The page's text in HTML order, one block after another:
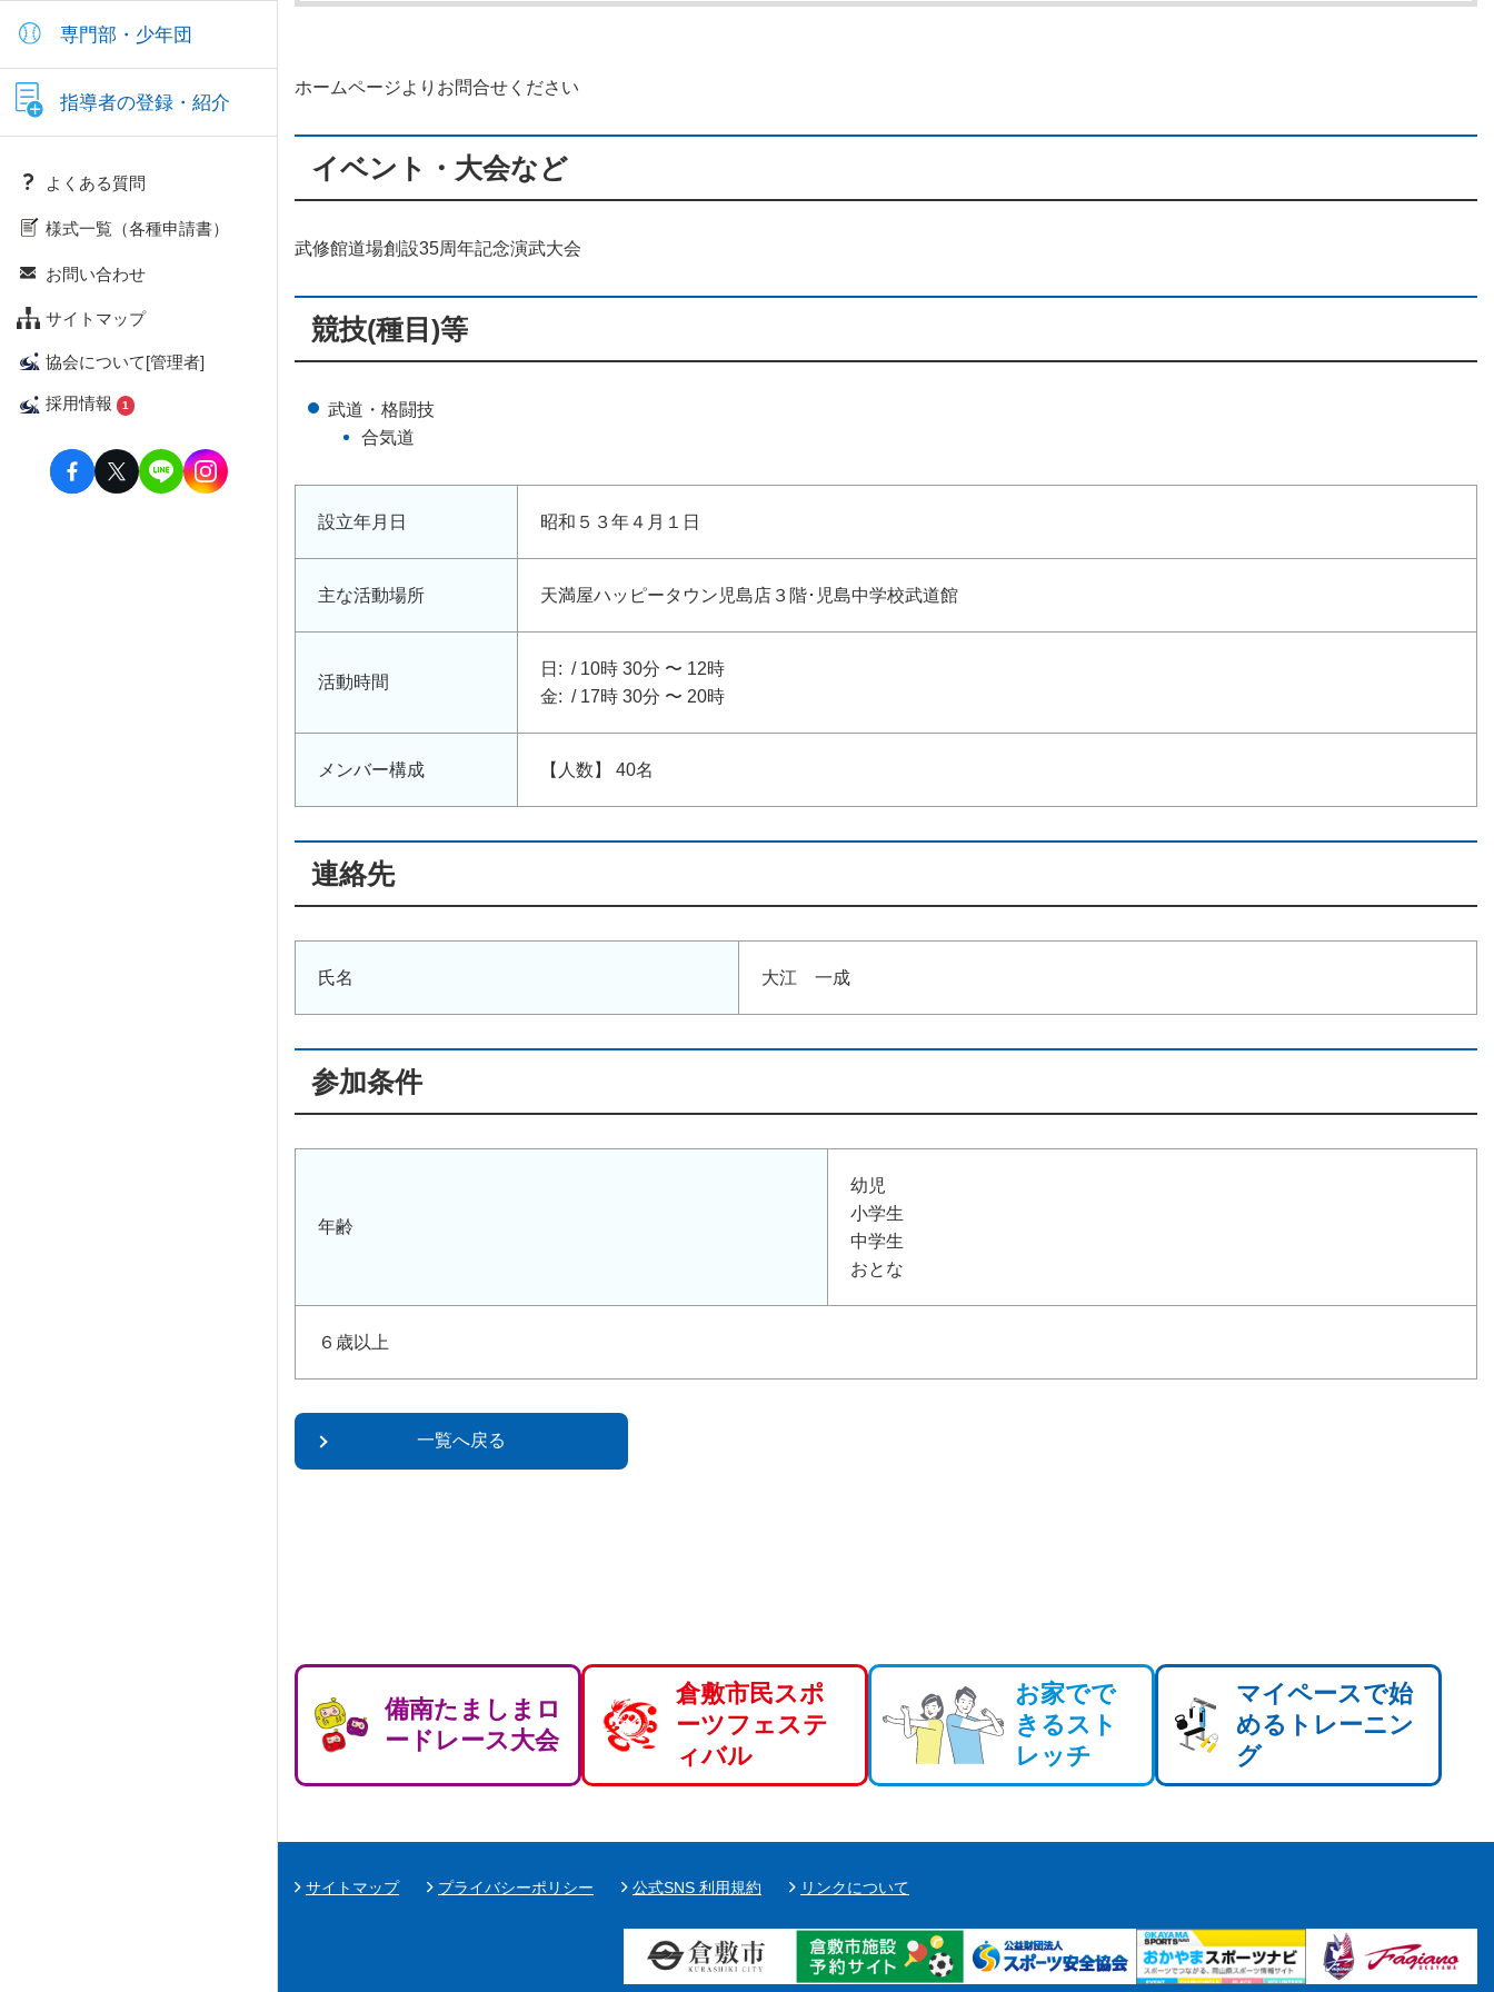
専門部・少年団
指導者の登録・紹介
よくある質問
様式一覧（各種申請書）
お問い合わせ
サイトマップ
協会について[管理者]
採用情報 1
ホームページよりお問合せください
イベント・大会など
武修館道場創設35周年記念演武大会
競技(種目)等
武道・格闘技
合気道
設立年月日 昭和５３年４月１日
主な活動場所 天満屋ハッピータウン児島店３階･児島中学校武道館
活動時間
日: / 10時 30分 〜 12時
金: / 17時 30分 〜 20時
メンバー構成 【人数】 40名
連絡先
氏名 大江 一成
参加条件
年齢
幼児
小学生
中学生
おとな
６歳以上
一覧へ戻る
備南たましまロ
ードレース大会
倉敷市民スポ
ーツフェステ
ィバル
お家でで
きるスト
レッチ
マイペースで始
めるトレーニン
グ
サイトマップ プライバシーポリシー 公式SNS 利用規約 リンクについて